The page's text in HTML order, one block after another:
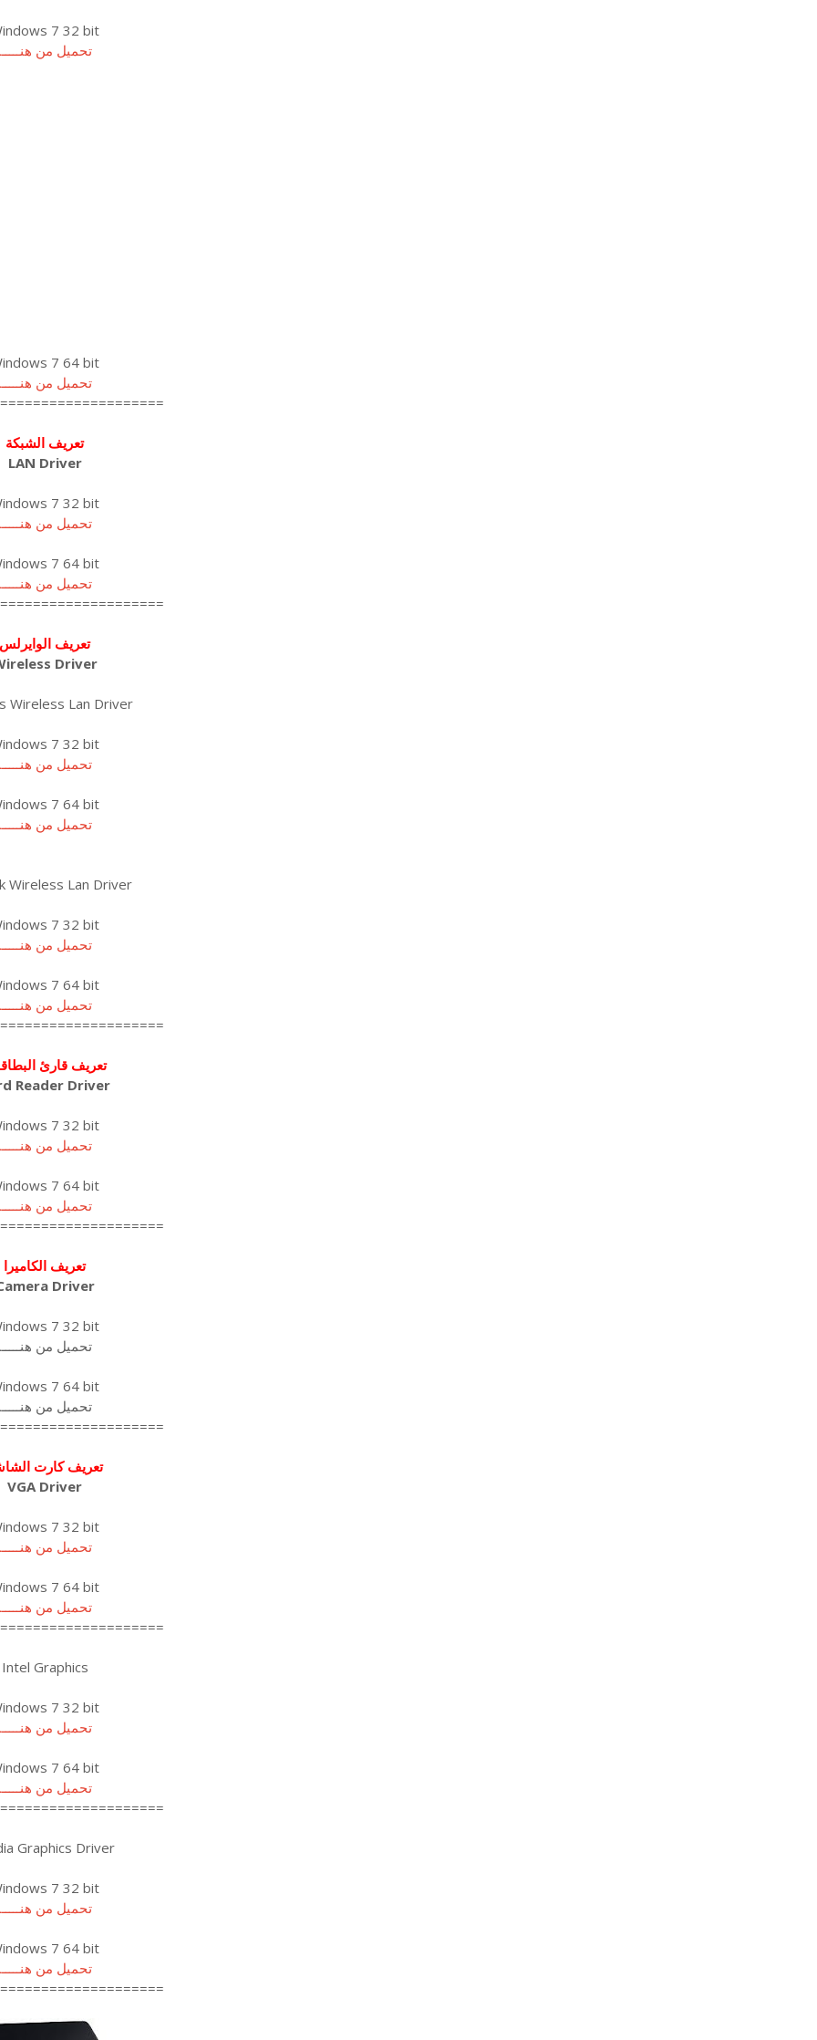
7 32 bit
تحميل من
7 64 bit
تحميل من
تعريف الشبكة
LAN Driver
7 32 bit
تحميل من
7 64 bit
تحميل من
تعريف الوايرلس
Driver
Wireless Lan Driver
7 32 bit
تحميل من
7 64 bit
تحميل من
Wireless Lan Driver
7 32 bit
تحميل من
7 64 bit
تحميل من
تعريف قارئ
Reader Driver
7 32 bit
تحميل من
7 64 bit
تحميل من
تعريف الكاميرا
Driver
7 32 bit
تحميل من
7 64 bit
تحميل من
تعريف كارت
VGA Driver
7 32 bit
تحميل من
7 64 bit
تحميل من
Intel Graphics
7 32 bit
تحميل من
7 64 bit
تحميل من
Graphics Driver
7 32 bit
تحميل من
7 64 bit
تحميل من